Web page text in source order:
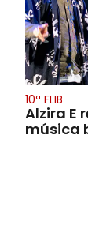
10ª FLIB
Alzira E
música